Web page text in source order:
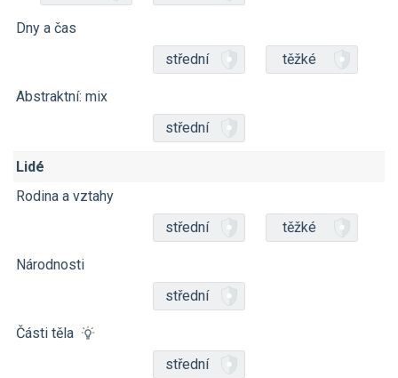
Dny a čas
střední
těžké
Abstraktní: mix
střední
Lidé
Rodina a vztahy
střední
těžké
Národnosti
střední
Části těla
střední